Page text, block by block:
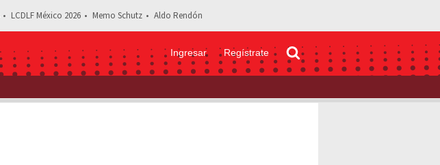
LCDLF México 2026 Memo Schutz Aldo Rendón
Ingresar Regístrate
Estás leyendo: Lolita Ayala recuerda bochornoso momento con la flema: "Horrible"